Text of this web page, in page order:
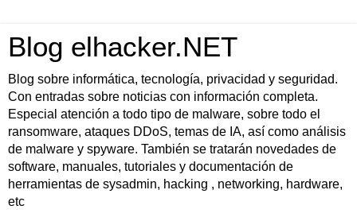
Blog elhacker.NET
Blog sobre informática, tecnología, privacidad y seguridad.
Con entradas sobre noticias con información completa.
Especial atención a todo tipo de malware, sobre todo el
ransomware, ataques DDoS, temas de IA, así como análisis
de malware y spyware. También se tratarán novedades de
software, manuales, tutoriales y documentación de
herramientas de sysadmin, hacking , networking, hardware,
etc